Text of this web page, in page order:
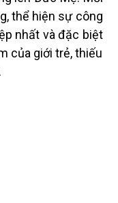
thể hiện sự công
nhất và đặc biệt
của giới trẻ, thiếu